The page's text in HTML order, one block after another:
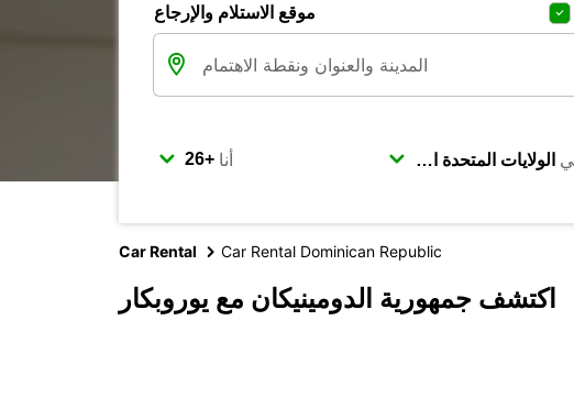
موقع الاستلام والإرجاع
أنا
Car Rental Car Rental Dominican Republic
اكتشف جمهورية الدومينيكان مع يوروبكار